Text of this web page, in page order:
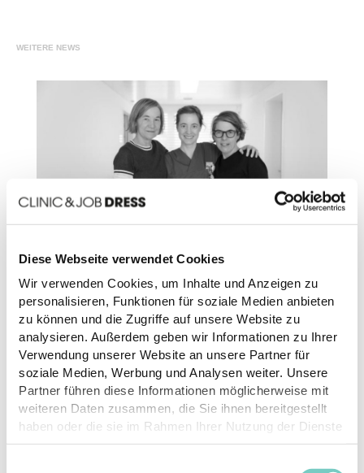
Diese Webseite verwendet Cookies
Wir verwenden Cookies, um Inhalte und Anzeigen zu
personalisieren, Funktionen für soziale Medien anbieten
zu können und die Zugriffe auf unsere Website zu
analysieren. Außerdem geben wir Informationen zu Ihrer
Verwendung unserer Website an unsere Partner für
soziale Medien, Werbung und Analysen weiter. Unsere
Partner führen diese Informationen möglicherweise mit
weiteren Daten zusammen, die Sie ihnen bereitgestellt
haben oder die sie im Rahmen Ihrer Nutzung der Dienste
gesammelt haben.
WEITERE NEWS
Kinospielfilm HELDIN von Petra Volpe - Sponsoring
CLINIC DRESS [inkl. Trailer]